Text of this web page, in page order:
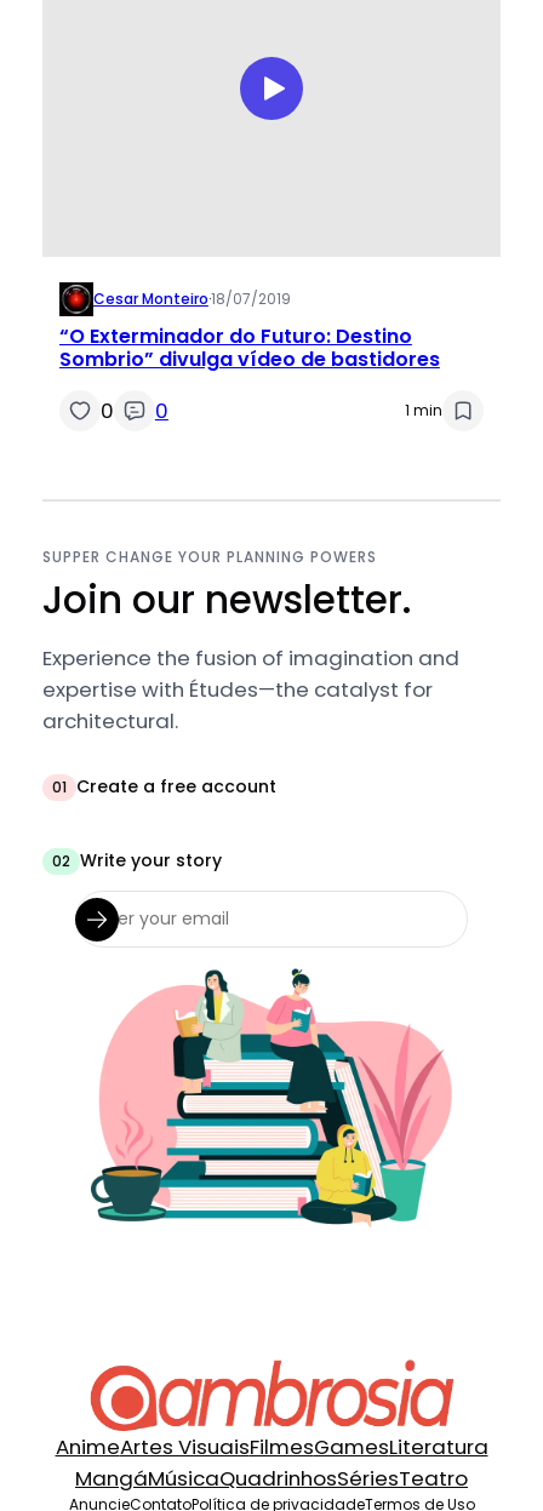
Cesar Monteiro·18/07/2019
“O Exterminador do Futuro: Destino
Sombrio” divulga vídeo de bastidores
0 0 1 min
SUPPER CHANGE YOUR PLANNING POWERS
Join our newsletter.
Experience the fusion of imagination and
expertise with Études—the catalyst for
architectural.
01 Create a free account
02 Write your story
AnimeArtes VisuaisFilmesGamesLiteratura
MangáMúsicaQuadrinhosSériesTeatro
AnuncieContatoPolítica de privacidadeTermos de Uso